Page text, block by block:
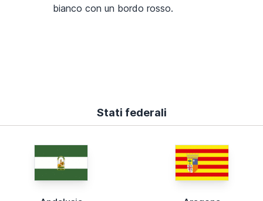
bianco con un bordo rosso.
Stati federali